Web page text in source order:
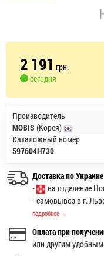
2 191 грн.
сегодня
Производитель
MOBIS (Корея)
Каталожный номер
597604H730
Доставка по Украине
-
на отделение
- самовывоз в г.
подробнее →
Оплата при
или другим